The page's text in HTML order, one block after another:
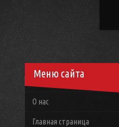
Меню сайта
О нас
Главная страница